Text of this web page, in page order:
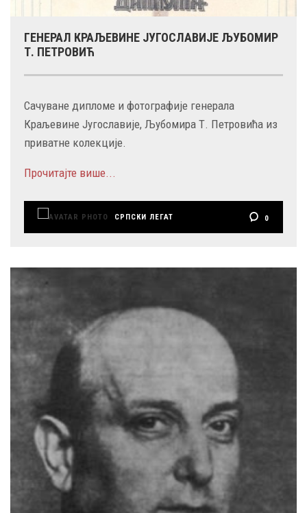
ГЕНЕРАЛ КРАЉЕВИНЕ ЈУГОСЛАВИЈЕ ЉУБОМИР
Т. ПЕТРОВИЋ
Сачуване дипломе и фотографије генерала
Краљевине Југославије, Љубомира Т. Петровића из
приватне колекције.
Прочитајте више...
СРПСКИ ЛЕГАТ 0